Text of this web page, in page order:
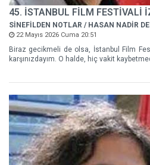
45. İSTANBUL FİLM FESTİVALİ
SİNEFİLDEN NOTLAR / HASAN NADİR
22 Mayıs 2026 Cuma 20:51
Biraz gecikmeli de olsa, İstanbul Film
karşınızdayım. O halde, hiç vakit